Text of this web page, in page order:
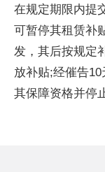
在规定期限内提
可暂停其租赁补
发，其后按规定
放补贴;经催告
其保障资格并停